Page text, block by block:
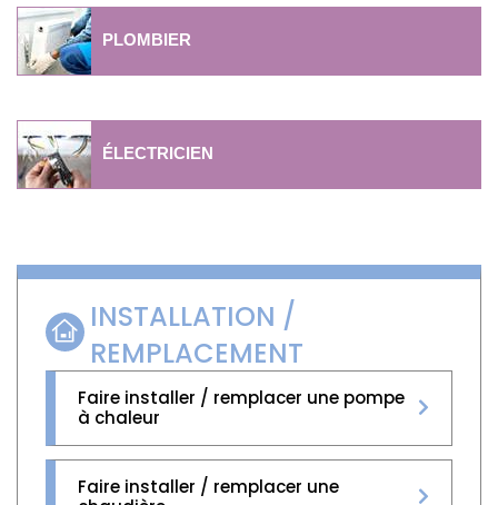
PLOMBIER
ÉLECTRICIEN
INSTALLATION /
REMPLACEMENT
Faire installer / remplacer une pompe
à chaleur
Faire installer / remplacer une